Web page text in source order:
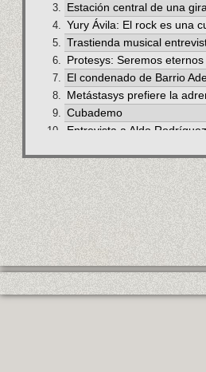
Estación central de una
Yury Ávila: El rock es una
Trastienda musical
Protesys: Seremos
El condenado de Barrio
Metástasys prefiere la
Cubademo
Entrevista a Aldo
Diego en casa de Rafael
Rochy: siempre su mejor
Dos promotores de rock
Tere multiplica la maravilla
Frente a frente con
Cry Out For presenta
Ciro Díaz: música para
Alexander, Michel y